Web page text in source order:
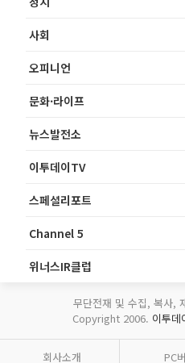
사회
오피니언
문화·라이프
뉴스발전소
이투데이TV
스페셜리포트
Channel 5
위너스IR클럽
무단전재 및 수집, 복사,
Copyright 2006. 이투데
회사소개 PC